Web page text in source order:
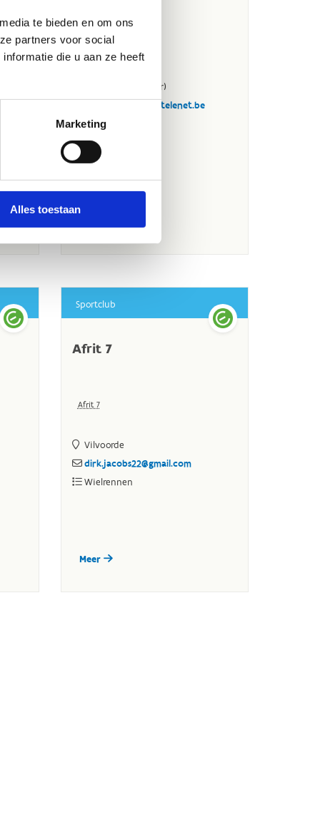
te bieden en om ons
partners voor social
die u aan ze heeft
Marketing
Alles toestaan